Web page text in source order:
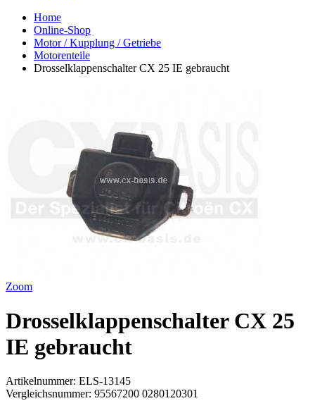
Home
Online-Shop
Motor / Kupplung / Getriebe
Motorenteile
Drosselklappenschalter CX 25 IE gebraucht
Zoom
Drosselklappenschalter CX 25
IE gebraucht
Artikelnummer: ELS-13145
Vergleichsnummer: 95567200 0280120301